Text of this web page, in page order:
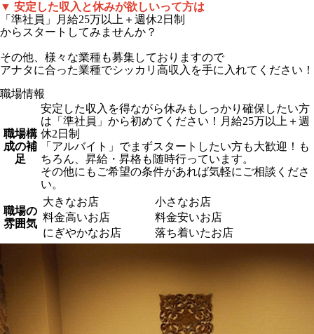
▼ 安定した収入と休みが欲しいって方は
「準社員」月給25万以上＋週休2日制
からスタートしてみませんか？
その他、様々な業種も募集しておりますので
アナタに合った業種でシッカリ高収入を手に入れてください！
職場情報
職場構
成の補
足
安定した収入を得ながら休みもしっかり確保したい方
は「準社員」から初めてください！月給25万以上＋週
休2日制
「アルバイト」でまずスタートしたい方も大歓迎！も
ちろん、昇給・昇格も随時行っています。
その他にもご希望の条件があれば気軽にご相談くださ
い。
職場の
雰囲気
大きなお店
小さなお店
料金高いお店
料金安いお店
にぎやかなお店
落ち着いたお店